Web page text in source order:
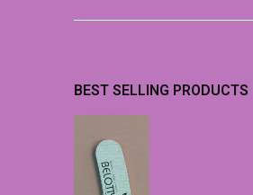
BEST SELLING PRODUCTS